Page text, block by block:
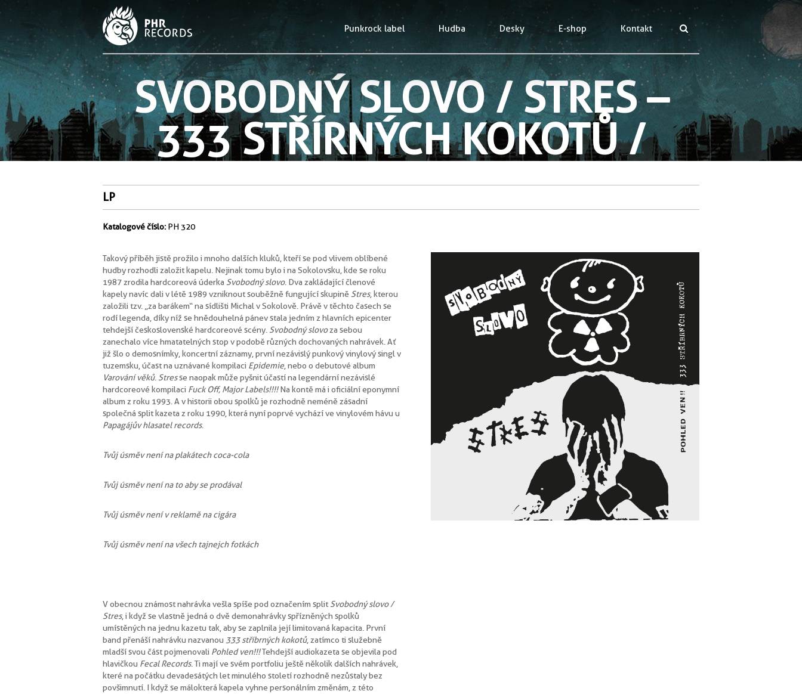
Punkrock label Hudba Desky E-shop Kontakt
SVOBODNÝ SLOVO / STRES –
333 STŘÍRNÝCH KOKOTŮ /
POHLED VEN!!
LP
Katalogové číslo: PH 320
Takový příběh jistě prožilo i mnoho dalších kluků, kteří se pod vlivem oblíbené
hudby rozhodli založit kapelu. Nejinak tomu bylo i na Sokolovsku, kde se roku
1987 zrodila hardcoreová úderka Svobodný slovo. Dva zakládající členové
kapely navíc dali v létě 1989 vzniknout souběžně fungující skupině Stres, kterou
založili tzv. „za barákem“ na sídlišti Michal v Sokolově. Právě v těchto časech se
rodí legenda, díky níž se hnědouhelná pánev stala jedním z hlavních epicenter
tehdejší československé hardcoreové scény. Svobodný slovoza sebou
zanechalo více hmatatelných stop v podobě různých dochovaných nahrávek. Ať
již šlo o demosnímky, koncertní záznamy, první nezávislý punkový vinylový singl v
tuzemsku, účast na uznávané kompilaci Epidemie, nebo o debutové album
Varování věků. Stresse naopak může pyšnit účastí na legendární nezávislé
hardcoreové kompilaci Fuck Off, Major Labels!!!!Na kontě má i oficiální eponymní
album z roku 1993. A v historii obou spolků je rozhodně neméně zásadní
společná split kazeta z roku 1990, která nyní poprvé vychází ve vinylovém hávu u
Papagájův hlasatel records.
Tvůj úsměv není na plakátech coca-cola
Tvůj úsměv není na to aby se prodával
Tvůj úsměv není v reklamě na cigára
Tvůj úsměv není na všech tajnejch fotkách
V obecnou známost nahrávka vešla spíše pod označením split Svobodný slovo /
Stres, i když se vlastně jedná o dvě demonahrávky spřízněných spolků
umístěných na jednu kazetu tak, aby se zaplnila její limitovaná kapacita. První
band přenáší nahrávku nazvanou 333 stříbrných kokotů, zatímco ti služebně
mladší svou část pojmenovali Pohled ven!!!Tehdejší audiokazeta se objevila pod
hlavičkou Fecal Records. Ti mají ve svém portfoliu ještě několik dalších nahrávek,
které na počátku devadesátých let minulého století rozhodně nezůstaly bez
povšimnutí. I když se málokterá kapela vyhne personálním změnám, z této